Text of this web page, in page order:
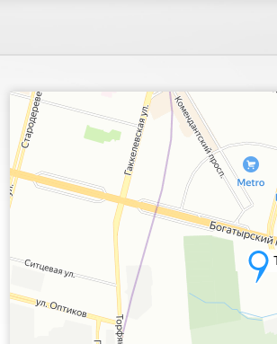
Санкт‑Петербург
Яндекс.Карты — транспорт, навигация, поиск мест